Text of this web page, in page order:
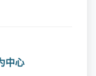
中心